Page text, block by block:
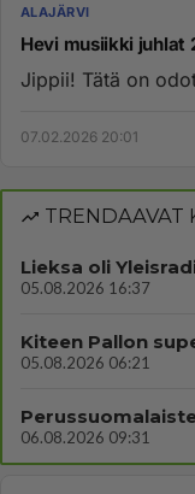
ALAJÄRVI
Hevi musiikki juhlat
Jippii! Tätä on
07.02.2026 20:01
TRENDAAVAT
05.08.2026 16:37
05.08.2026 06:21
06.08.2026 09:31